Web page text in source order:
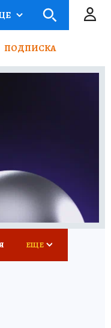
ПОДПИСКА
ЕЩЕ